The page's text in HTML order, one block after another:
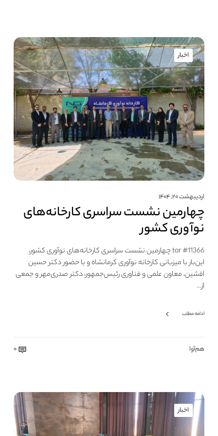
اخبار
اردیبهشت ۲۰, ۱۴۰۴
چهارمین نشست سراسری کارخانه‌های
نوآوری کشور
tor #11366 چهارمین نشست سراسری کارخانه‌های نوآوری کشور،
این‌بار با میزبانی کارخانه نوآوری کرمانشاه و با حضور دکتر حسین
افشین، معاون علمی و فناوری رئیس‌جمهور، دکتر صدری‌مهر و جمعی
از…
ادامه مطلب
هم‌آوا 0
اخبار